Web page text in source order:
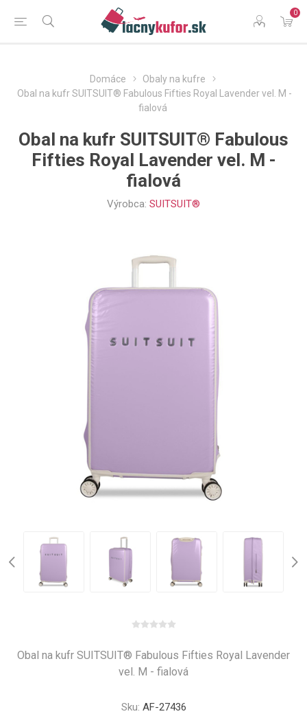
0
Domáce
Obaly na kufre
Obal na kufr SUITSUIT® Fabulous Fifties Royal Lavender vel. M -
fialová
Obal na kufr SUITSUIT® Fabulous
Fifties Royal Lavender vel. M -
fialová
Výrobca: SUITSUIT®
Obal na kufr SUITSUIT® Fabulous Fifties Royal Lavender
vel. M - fialová
Sku: AF-27436